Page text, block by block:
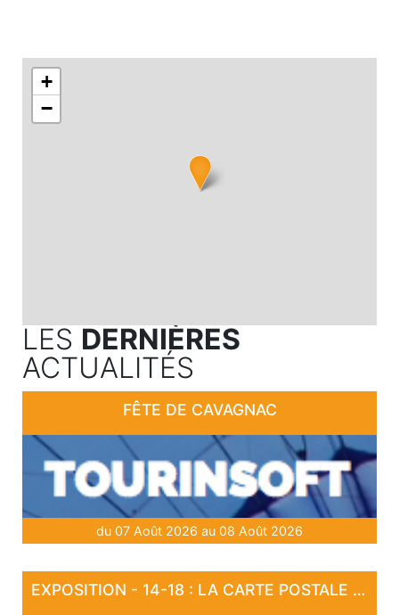
+
−
LES DERNIÈRES
ACTUALITÉS
FÊTE DE CAVAGNAC
du 07 Août 2026 au 08 Août 2026
EXPOSITION - 14-18 : LA CARTE POSTALE EN GUERRE